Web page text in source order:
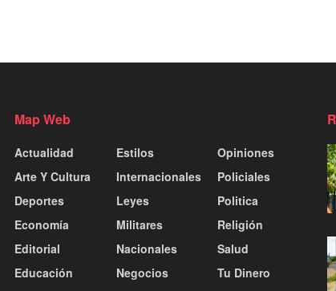
Map Web
Actualidad
Arte Y Cultura
Deportes
Economía
Editorial
Educación
Estilos
Internacionales
Leyes
Militares
Nacionales
Negocios
Opiniones
Policiales
Politica
Religión
Salud
Tu Dinero